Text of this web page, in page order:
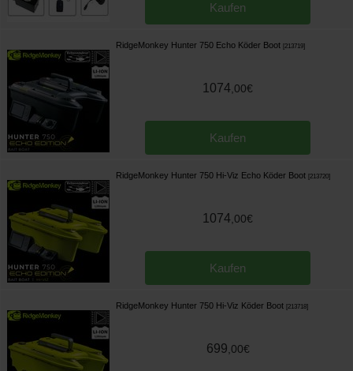
Kaufen
RidgeMonkey Hunter 750 Echo Köder Boot 213719]
1074 00€
Kaufen
RidgeMonkey Hunter 750 Hi-Viz Echo Köder Boot 213720]
1074 00€
Kaufen
RidgeMonkey Hunter 750 Hi-Viz Köder Boot 213718]
699 00€